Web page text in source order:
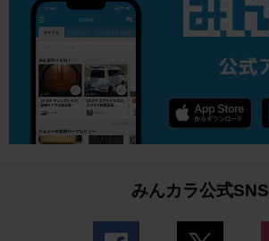
みんカラ公式SNS